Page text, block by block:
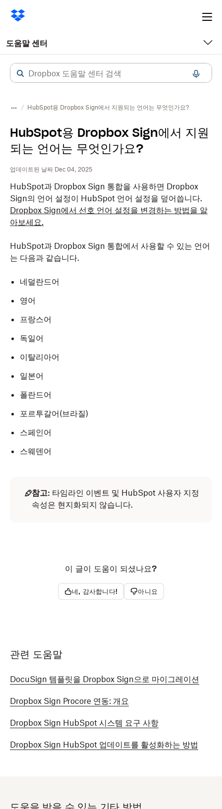
도움말 센터
HubSpot용 Dropbox Sign에서 지원되는 언어는 무엇인가요?
HubSpot용 Dropbox Sign에서 지원
되는 언어는 무엇인가요?
업데이트된 날짜 Dec 04, 2025
HubSpot과 Dropbox Sign 통합을 사용하면 Dropbox
Sign의 언어 설정이 HubSpot 언어 설정을 덮어씁니다.
Dropbox Sign에서 선호 언어 설정을 변경하는 방법을 알
아보세요.
HubSpot과 Dropbox Sign 통합에서 사용할 수 있는 언어
는 다음과 같습니다.
네덜란드어
영어
프랑스어
독일어
이탈리아어
일본어
폴란드어
포르투갈어(브라질)
스페인어
스웨덴어
참고: 타임라인 이벤트 및 HubSpot 사용자 지정
속성은 현지화되지 않습니다.
이 글이 도움이 되셨나요?
네, 감사합니다! 아니요
관련 도움말
DocuSign 템플릿을 Dropbox Sign으로 마이그레이션
Dropbox Sign Procore 연동: 개요
Dropbox Sign HubSpot 시스템 요구 사항
Dropbox Sign HubSpot 업데이트를 활성화하는 방법